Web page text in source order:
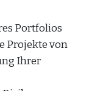
Portfolios
Projekte von
Ihrer